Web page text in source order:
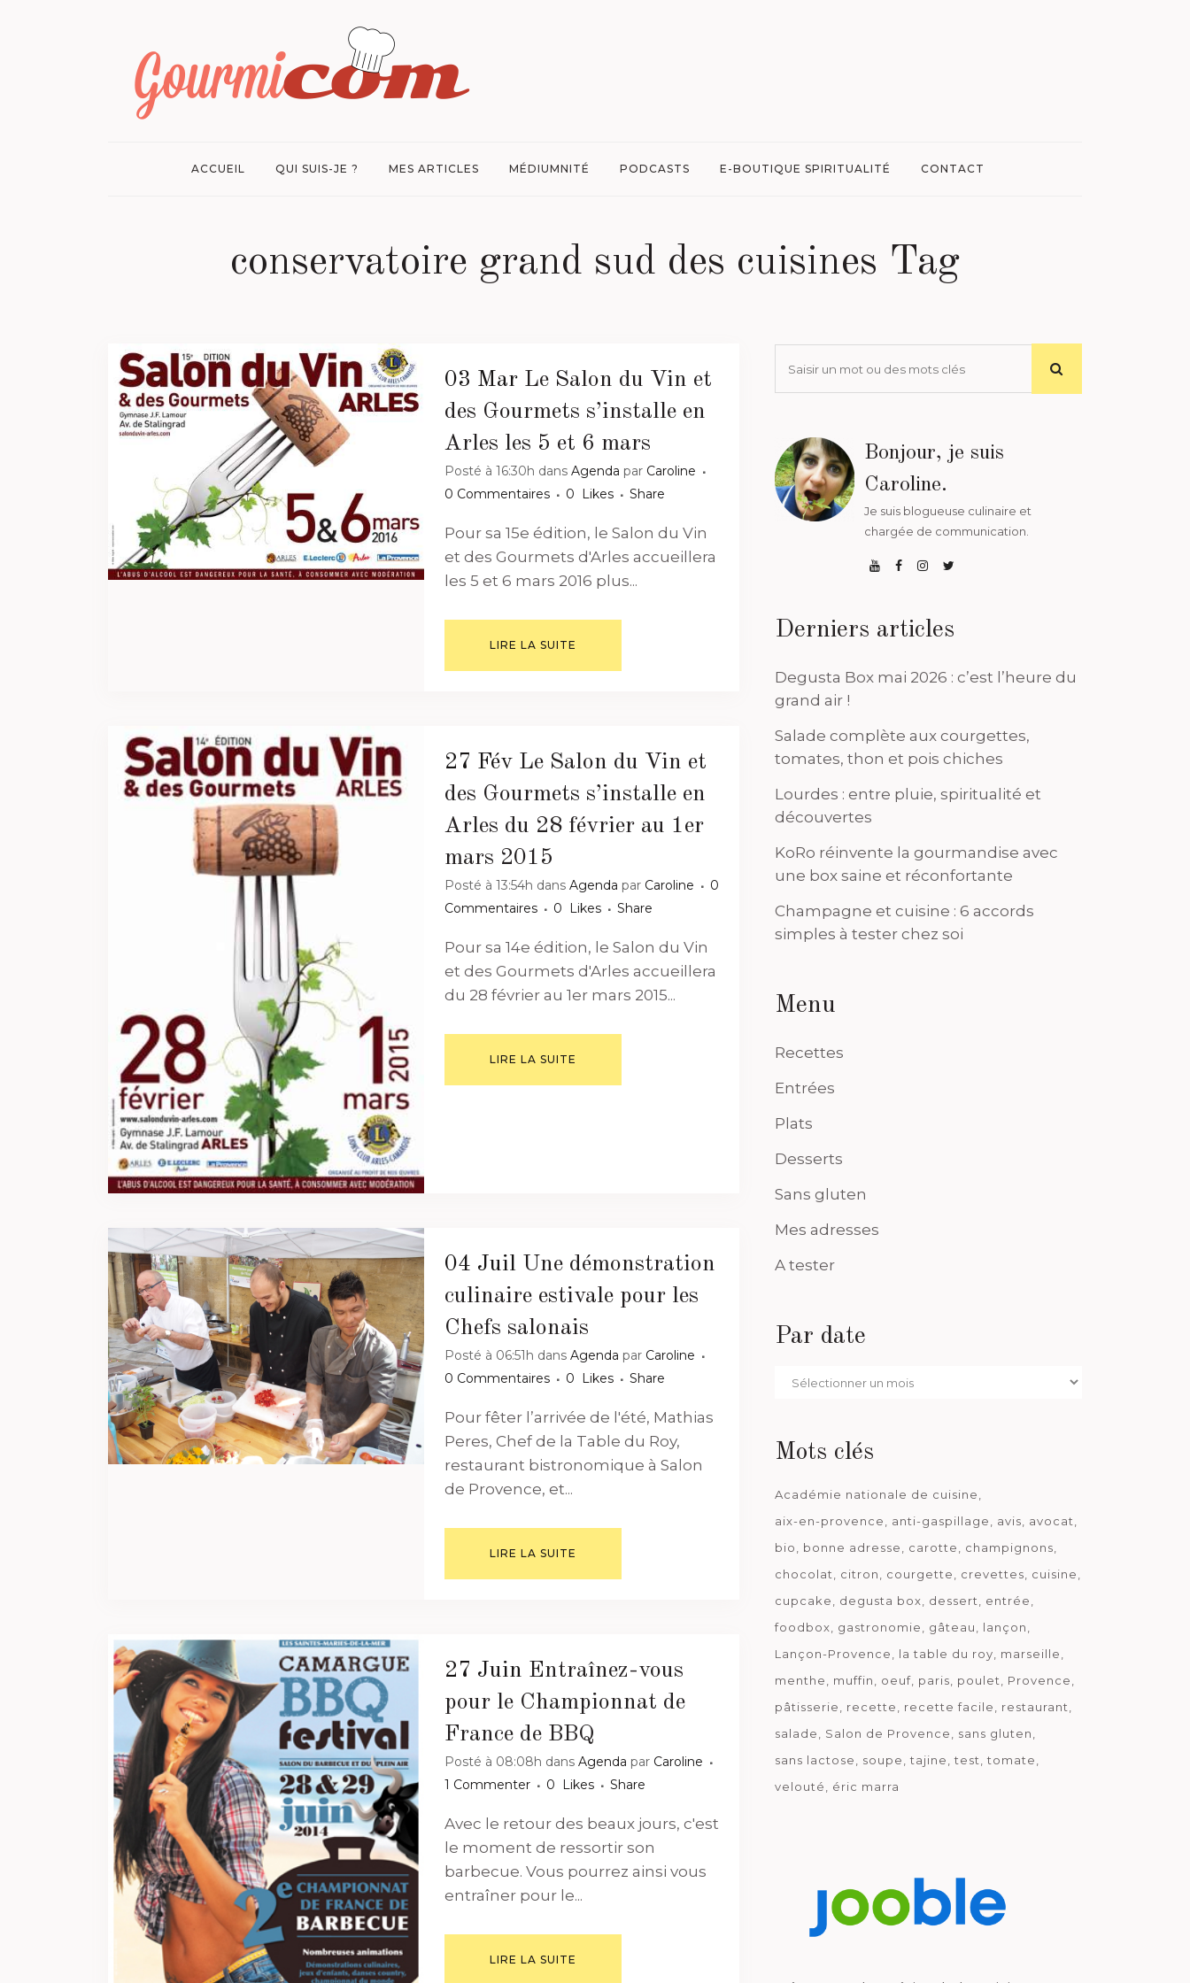
ACCUEIL QUI SUIS-JE ? MES ARTICLES MÉDIUMNITÉ PODCASTS E-BOUTIQUE SPIRITUALITÉ CONTACT
conservatoire grand sud des cuisines Tag
03 Mar Le Salon du Vin et
des Gourmets s’installe en
Arles les 5 et 6 mars
Posté à 16:30h dans Agenda par Caroline
0 Commentaires
0 Likes Share
Pour sa 15e édition, le Salon du Vin
et des Gourmets d'Arles accueillera
les 5 et 6 mars 2016 plus...
LIRE LA SUITE
27 Fév Le Salon du Vin et
des Gourmets s’installe en
Arles du 28 février au 1er
mars 2015
Posté à 13:54h dans Agenda par Caroline
0
Commentaires
0 Likes Share
Pour sa 14e édition, le Salon du Vin
et des Gourmets d'Arles accueillera
du 28 février au 1er mars 2015...
LIRE LA SUITE
04 Juil Une démonstration
culinaire estivale pour les
Chefs salonais
Posté à 06:51h dans Agenda par Caroline
0 Commentaires
0 Likes Share
Pour fêter l’arrivée de l'été, Mathias
Peres, Chef de la Table du Roy,
restaurant bistronomique à Salon
de Provence, et...
LIRE LA SUITE
27 Juin Entraînez-vous
pour le Championnat de
France de BBQ
Posté à 08:08h dans Agenda par Caroline
1 Commenter
0 Likes Share
Avec le retour des beaux jours, c'est
le moment de ressortir son
barbecue. Vous pourrez ainsi vous
entraîner pour le...
LIRE LA SUITE
Bonjour, je suis
Caroline.
Je suis blogueuse culinaire et
chargée de communication.
Derniers articles
Degusta Box mai 2026 : c’est l’heure du
grand air !
Salade complète aux courgettes,
tomates, thon et pois chiches
Lourdes : entre pluie, spiritualité et
découvertes
KoRo réinvente la gourmandise avec
une box saine et réconfortante
Champagne et cuisine : 6 accords
simples à tester chez soi
Menu
Recettes
Entrées
Plats
Desserts
Sans gluten
Mes adresses
A tester
Par date
Par
Mots clés
Académie nationale de cuisine
aix-en-provence
anti-gaspillage avis
avocat
bio
bonne adresse carotte
champignons
chocolat
citron courgette crevettes
cuisine
cupcake
degusta box dessert
entrée
foodbox
gastronomie gâteau
lançon
Lançon-Provence
la table du roy
marseille
menthe
muffin oeuf paris poulet
Provence
pâtisserie
recette recette facile
restaurant
salade
Salon de Provence
sans gluten
sans lactose
soupe tajine test
tomate
velouté
éric marra